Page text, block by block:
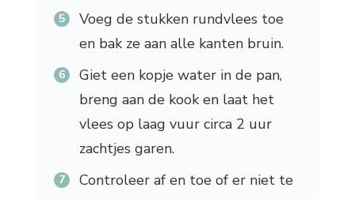
Voeg de stukken rundvlees toe
en bak ze aan alle kanten bruin.
Giet een kopje water in de pan,
breng aan de kook en laat het
vlees op laag vuur circa 2 uur
zachtjes garen.
Controleer af en toe of er niet te